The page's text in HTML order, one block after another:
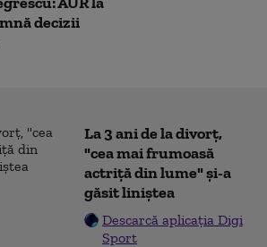
decizii
La 3 ani de la divorț,
"cea mai frumoasă
actriță din lume" și-a
găsit liniștea
Descarcă aplicația Digi
Sport